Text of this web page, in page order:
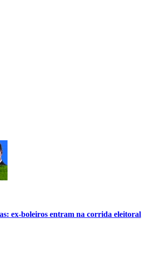
ex-boleiros entram na corrida eleitoral